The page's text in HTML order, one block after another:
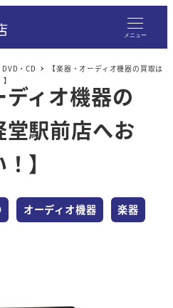
メニュー
DVD・CD
【楽器・オーディオ機器の買取は
ディオ機器の
駅前店へお
】
カテゴリー
オーディオ機器 カテゴリー
楽器